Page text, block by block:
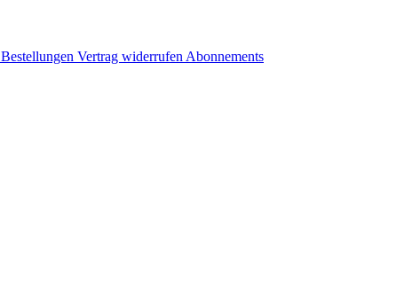
Bestellungen Vertrag widerrufen Abonnements